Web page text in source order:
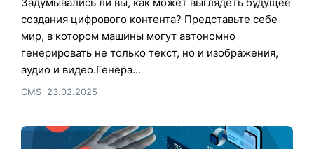
создания цифрового контента? Представьте себе
мир, в котором машины могут автономно
генерировать не только текст, но и изображения,
аудио и видео.Генера...
CMS 23.02.2025